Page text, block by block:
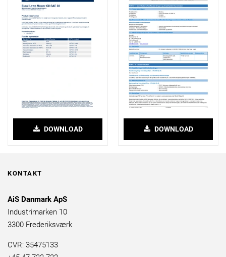
DOWNLOAD DOWNLOAD
KONTAKT
AiS Danmark ApS
Industrimarken 10
3300 Frederiksværk
CVR: 35475133